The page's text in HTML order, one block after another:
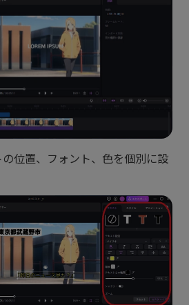
位置、フォント、色を個別に設